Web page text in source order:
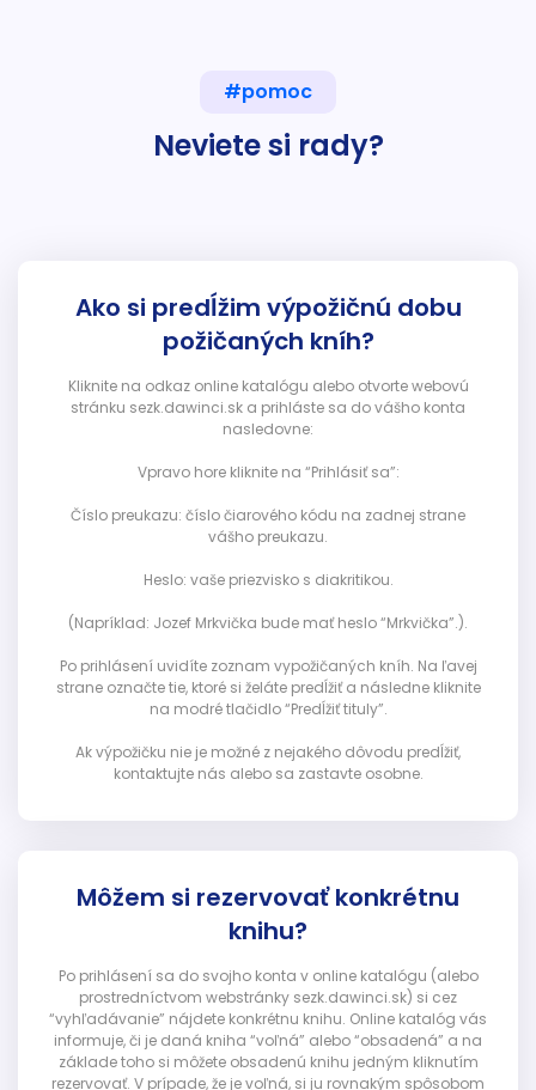
#pomoc
Neviete si rady?
Ako si predĺžim výpožičnú dobu
požičaných kníh?
Kliknite na odkaz online katalógu alebo otvorte webovú
stránku sezk.dawinci.sk a prihláste sa do vášho konta
nasledovne:
Vpravo hore kliknite na “Prihlásiť sa”:
Číslo preukazu: číslo čiarového kódu na zadnej strane
vášho preukazu.
Heslo: vaše priezvisko s diakritikou.
(Napríklad: Jozef Mrkvička bude mať heslo “Mrkvička”.).
Po prihlásení uvidíte zoznam vypožičaných kníh. Na ľavej
strane označte tie, ktoré si želáte predĺžiť a následne kliknite
na modré tlačidlo “Predĺžiť tituly”.
Ak výpožičku nie je možné z nejakého dôvodu predĺžiť,
kontaktujte nás alebo sa zastavte osobne.
Môžem si rezervovať konkrétnu
knihu?
Po prihlásení sa do svojho konta v online katalógu (alebo
prostredníctvom webstránky sezk.dawinci.sk) si cez
“vyhľadávanie” nájdete konkrétnu knihu. Online katalóg vás
informuje, či je daná kniha “voľná” alebo “obsadená” a na
základe toho si môžete obsadenú knihu jedným kliknutím
rezervovať. V prípade, že je voľná, si ju rovnakým spôsobom